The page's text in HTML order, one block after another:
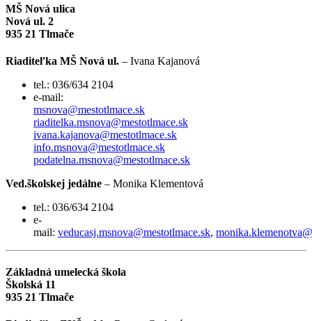
MŠ Nová ulica
Nová ul. 2
935 21 Tlmače
Riaditeľka MŠ Nová ul. – Ivana Kajanová
tel.: 036/634 2104
e-mail:
msnova@mestotlmace.sk
riaditelka.msnova@mestotlmace.sk
ivana.kajanova@mestotlmace.sk
info.msnova@mestotlmace.sk
podatelna.msnova@mestotlmace.sk
Ved.školskej jedálne – Monika Klementová
tel.: 036/634 2104
e-
mail: veducasj.msnova@mestotlmace.sk,
Základná umelecká škola
Školská 11
935 21 Tlmače